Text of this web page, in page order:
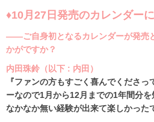
♦10月27日発売のカレンダー
――ご自身初となるカレンダーが発売
かがですか？
内田珠鈴（以下 : 内田）
『ファンの方もすごく喜んでくださ
ーなので1月から12月までの1年間分を
なかなか無い経験が出来て楽しかった